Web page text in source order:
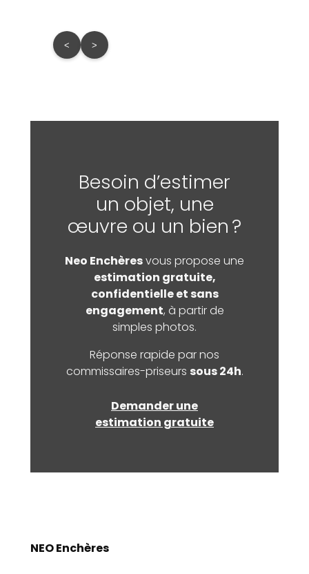
< >
Besoin d’estimer
un objet, une
œuvre ou un bien ?
Neo Enchèresvous propose une
estimation gratuite,
confidentielle et sans
engagement, à partir de
simples photos.
Réponse rapide par nos
commissaires-priseurs sous 24h.
Demander une
estimation gratuite
NEO Enchères